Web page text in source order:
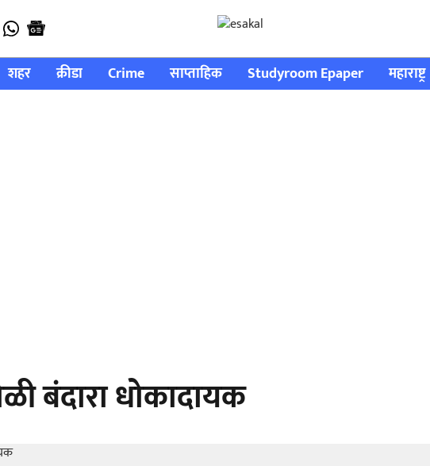
शहर क्रीडा Crime साप्ताहिक Studyroom Epaper महाराष्ट्र
बंदारा धोकादायक